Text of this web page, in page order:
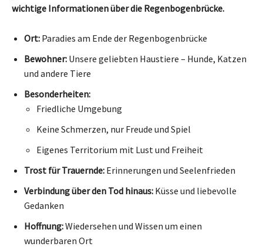
wichtige Informationen über die Regenbogenbrücke.
Ort: Paradies am Ende der Regenbogenbrücke
Bewohner: Unsere geliebten Haustiere – Hunde, Katzen
und andere Tiere
Besonderheiten:
Friedliche Umgebung
Keine Schmerzen, nur Freude und Spiel
Eigenes Territorium mit Lust und Freiheit
Trost für Trauernde: Erinnerungen und Seelenfrieden
Verbindung über den Tod hinaus: Küsse und liebevolle
Gedanken
Hoffnung:Wiedersehen und Wissen um einen
wunderbaren Ort